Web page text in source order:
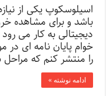
اسیلوسکوپ یکی از
باشد و برای مشاهده
دیجیتالی به کار می
خوام پایان نامه ای
را منتشر کنم که
ادامه نوشته »